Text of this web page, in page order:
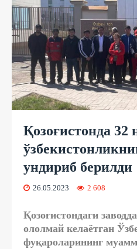
Қозоғистонда 32
ундириб берилди
26.05.2023 2 608
Қозоғистондаги
ололмай келаётган
фуқароларининг